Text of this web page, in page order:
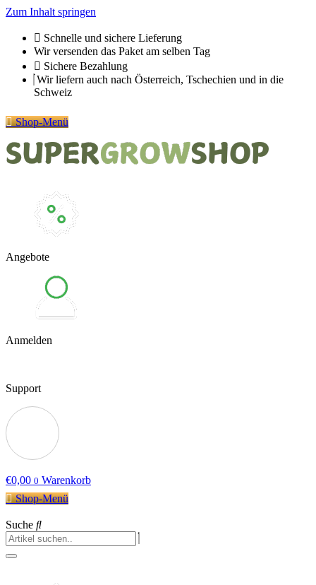
Zum Inhalt springen
Schnelle und sichere Lieferung
Wir versenden das Paket am selben Tag
Sichere Bezahlung
Wir liefern auch nach Österreich, Tschechien und in die
Schweiz
Shop-Menü
Angebote
Anmelden
Support
€0,00 0 Warenkorb
Shop-Menü
Suche